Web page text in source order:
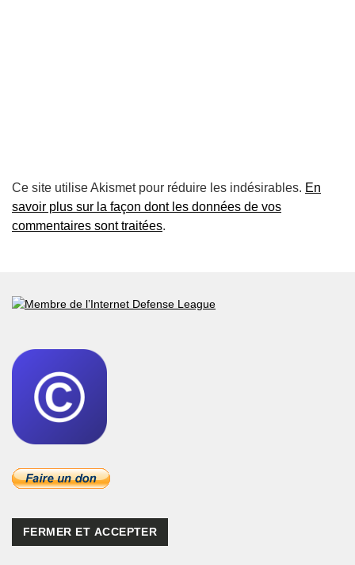
Ce site utilise Akismet pour réduire les indésirables. En
savoir plus sur la façon dont les données de vos
commentaires sont traitées.